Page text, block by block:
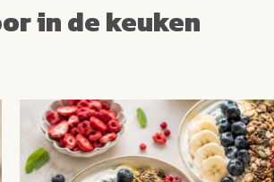
in de keuken